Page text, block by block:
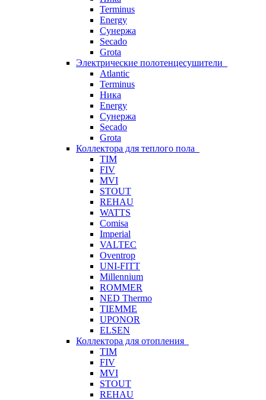
Terminus
Energy
Сунержа
Secado
Grota
Электрические полотенцесушители
Atlantic
Terminus
Ника
Energy
Сунержа
Secado
Grota
Коллектора для теплого пола
TIM
FIV
MVI
STOUT
REHAU
WATTS
Comisa
Imperial
VALTEC
Oventrop
UNI-FITT
Millennium
ROMMER
NED Thermo
TIEMME
UPONOR
ELSEN
Коллектора для отопления
TIM
FIV
MVI
STOUT
REHAU